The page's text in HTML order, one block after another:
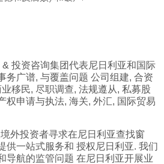
投资咨询集团代表尼日利亚和国际
务广谱, 与覆盖问题 公司组建, 合资
移民, 尽职调查, 法规遵从, 私募股
权申请与执法, 海关, 外汇, 国际贸易
外投资者寻求在尼日利亚查找窗
供一站式服务和 授权尼日利亚. 我们
导航的监管问题 在尼日利亚开展业